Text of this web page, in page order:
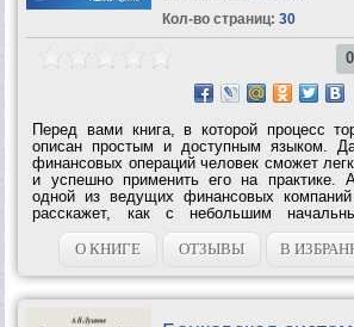
Кол-во страниц: 30
0
Перед вами книга, в которой процесс
описан простым и доступным языком.
финансовых операций человек сможет
и успешно применить его на практике.
одной из ведущих финансовых компаний
расскажет, как с небольшим
зарабатывать очень даже неплохие
этом не имеет большого значения...
О КНИГЕ ОТЗЫВЫ В